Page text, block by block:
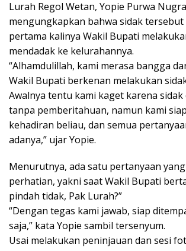
Lurah Regol Wetan, Yopie Purwa
mengungkapkan bahwa sidak
pertama kalinya Wakil Bupati
mendadak ke kelurahannya.
“Alhamdulillah, kami merasa bangga
Wakil Bupati berkenan melakukan
Awalnya tentu kami kaget karena
tanpa pemberitahuan, namun kami
kehadiran beliau, dan semua
adanya,” ujar Yopie.
Menurutnya, ada satu pertanyaan
perhatian, yakni saat Wakil Bupati
pindah tidak, Pak Lurah?”
“Dengan tegas kami jawab, siap
saja,” kata Yopie sambil tersenyum.
Usai melakukan peninjauan dan sesi